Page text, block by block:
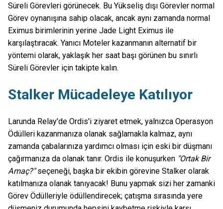
Süreli Görevleri görünecek. Bu Yükseliş dışı Görevler normal
Görev oynanışına sahip olacak, ancak aynı zamanda normal
Eximus birimlerinin yerine Jade Light Eximus ile
karşılaştıracak. Yanıcı Moteler kazanmanın alternatif bir
yöntemi olarak, yaklaşık her saat başı görünen bu sınırlı
Süreli Görevler için takipte kalın.
Stalker Mücadeleye Katılıyor
Larunda Relay'de Ordis'i ziyaret etmek, yalnızca Operasyon
Ödülleri kazanmanıza olanak sağlamakla kalmaz, aynı
zamanda çabalarınıza yardımcı olması için eski bir düşmanı
çağırmanıza da olanak tanır. Ordis ile konuşurken "Ortak Bir
Amaç?"seçeneği, başka bir ekibin görevine Stalker olarak
katılmanıza olanak tanıyacak! Bunu yapmak sizi her zamanki
Görev Ödülleriyle ödüllendirecek; çatışma sırasında yere